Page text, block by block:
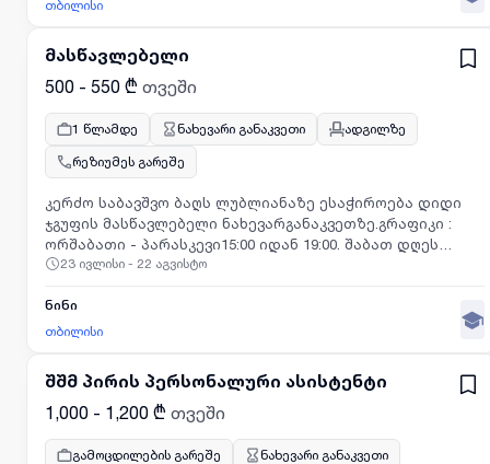
თბილისი
მასწავლებელი
500 - 550 ₾ თვეში
1 წლამდე ნახევარი განაკვეთი
ადგილზე
რეზიუმეს გარეშე
კერძო საბავშვო ბაღს ლუბლიანაზე ესაჭიროება დიდი
ჯგუფის მასწავლებელი ნახევარგანაკვეთზე.გრაფიკი :
ორშაბათი - პარასკევი15:00 იდან 19:00. შაბათ დღეს
მორიგეობით ანაზღაურება 💵 : 550 ლარიდეტალური
23 ივლისი - 22 აგვისტო
ნინი
თბილისი
შშმ პირის პერსონალური ასისტენტი
1,000 - 1,200 ₾ თვეში
გამოცდილების გარეშე
ნახევარი განაკვეთი